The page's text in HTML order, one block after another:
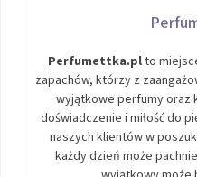
Perfumettka.plto
zapachów, którzy z
wyjątkowe perfumy oraz
doświadczenie i miłość do
naszych klientów w
każdy dzień może